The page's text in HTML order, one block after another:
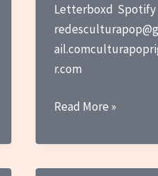
Letterboxd Spotify
r.com
CPR
a
delicada
Read More »